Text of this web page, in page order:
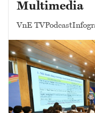
Multimedia
VnE TVPodcast